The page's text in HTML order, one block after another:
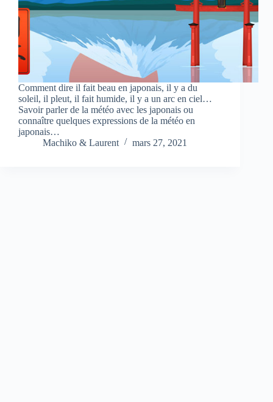
Comment dire il fait beau en japonais, il y a du
soleil, il pleut, il fait humide, il y a un arc en ciel…
Savoir parler de la météo avec les japonais ou
connaître quelques expressions de la météo en
japonais…
Machiko & Laurent
mars 27, 2021